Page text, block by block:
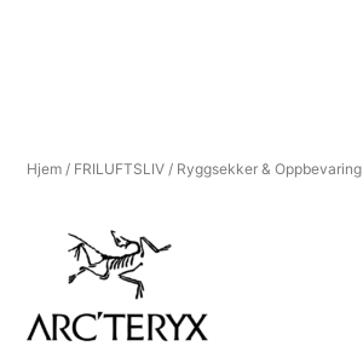
Hjem / FRILUFTSLIV / Ryggsekker & Oppbevaring